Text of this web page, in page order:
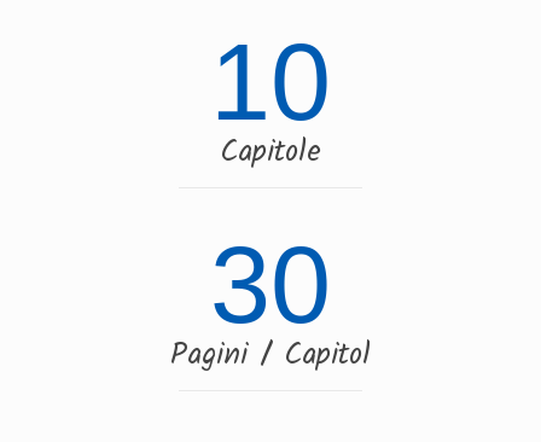
10
Capitole
30
Pagini / Capitol